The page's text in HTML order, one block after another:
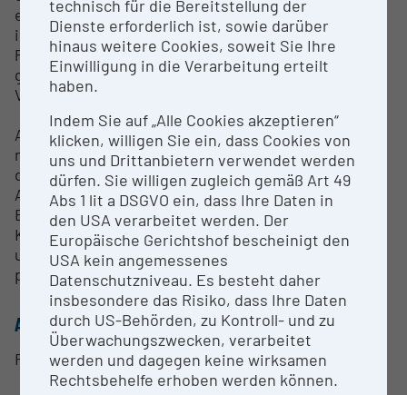
eine Daten- und Analyseplattform. Je nach Sensor
ist es möglich, unterschiedliche Statistiken und
Parameter aufzuzeichnen, zusammenzufassen,
grafisch darzustellen, oder zur weiteren
Verarbeitung zu exportieren.
Aufgrund der positionsflexiblen und teilweise
mobilen Gestaltung einzelner Komponenten bietet
die Forschungsanlage eine breit gefächerte
Anwendungsvielfalt, die sich grundlegend in zwei
Betriebsmodi einteilen lässt: Basisbetrieb (d.h.
Kreislaufbetrieb) und erweiterter Betrieb mit Vor-
und Nachschaltung von weiteren
partnerspezifischen Maschinen.
ANSPRECHPERSON
Renato Sarc
technisch für die Bereitstellung der
Dienste erforderlich ist, sowie darüber
hinaus weitere Cookies, soweit Sie Ihre
Einwilligung in die Verarbeitung erteilt
haben.
Indem Sie auf „Alle Cookies akzeptieren“
klicken, willigen Sie ein, dass Cookies von
uns und Drittanbietern verwendet werden
dürfen. Sie willigen zugleich gemäß Art 49
Abs 1 lit a DSGVO ein, dass Ihre Daten in
den USA verarbeitet werden. Der
Europäische Gerichtshof bescheinigt den
USA kein angemessenes
Datenschutzniveau. Es besteht daher
insbesondere das Risiko, dass Ihre Daten
durch US-Behörden, zu Kontroll- und zu
Überwachungszwecken, verarbeitet
werden und dagegen keine wirksamen
Rechtsbehelfe erhoben werden können.